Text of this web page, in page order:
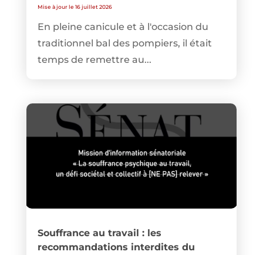
Mise à jour le 16 juillet 2026
En pleine canicule et à l'occasion du
traditionnel bal des pompiers, il était
temps de remettre au...
Souffrance au travail : les
recommandations interdites du